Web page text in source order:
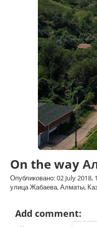
On the way
Опубликовано: 02 July 2018,
улица Жабаева, Алматы,
Add comment: